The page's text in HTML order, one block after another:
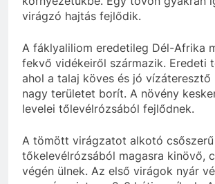
virágzó hajtás fejlődik.
A fáklyaliliom eredetileg Dél-Afrika
fekvő vidékeiről származik. Eredeti
ahol a talaj köves és jó vízáteresztő
nagy területet borít. A növény
levelei tőlevélrózsából fejlődnek.
A tömött virágzatot alkotó
tőkelevélrózsából magasra kinövő,
végén ülnek. Az első virágok nyár